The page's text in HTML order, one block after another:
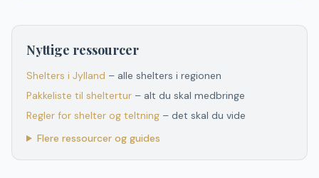
Nyttige ressourcer
Shelters i Jylland – alle shelters i regionen
Pakkeliste til sheltertur – alt du skal medbringe
Regler for shelter og teltning – det skal du vide
Flere ressourcer og guides